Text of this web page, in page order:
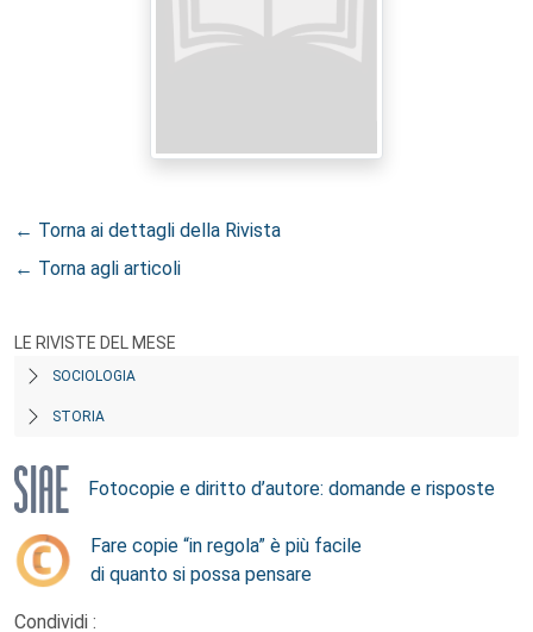
← Torna ai dettagli della Rivista
← Torna agli articoli
LE RIVISTE DEL MESE
SOCIOLOGIA
STORIA
Fotocopie e diritto d’autore: domande e risposte
Fare copie “in regola” è più facile
di quanto si possa pensare
Condividi :